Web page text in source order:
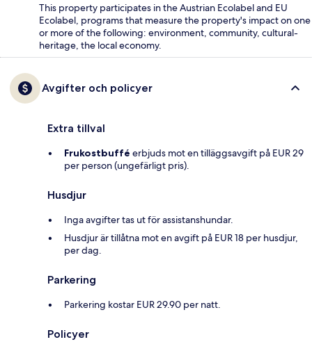
This property participates in the Austrian Ecolabel and EU
Ecolabel, programs that measure the property's impact on one
or more of the following: environment, community, cultural-
heritage, the local economy.
Avgifter och policyer
Extra tillval
Frukostbuffé erbjuds mot en tilläggsavgift på EUR 29
per person (ungefärligt pris).
Husdjur
Inga avgifter tas ut för assistanshundar.
Husdjur är tillåtna mot en avgift på EUR 18 per husdjur,
per dag.
Parkering
Parkering kostar EUR 29.90 per natt.
Policyer